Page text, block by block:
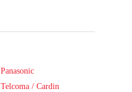
Panasonic
Telcoma / Cardin